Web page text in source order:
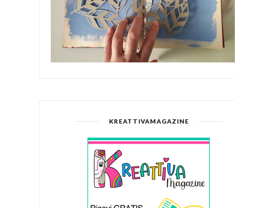
KREATTIVAMAGAZINE